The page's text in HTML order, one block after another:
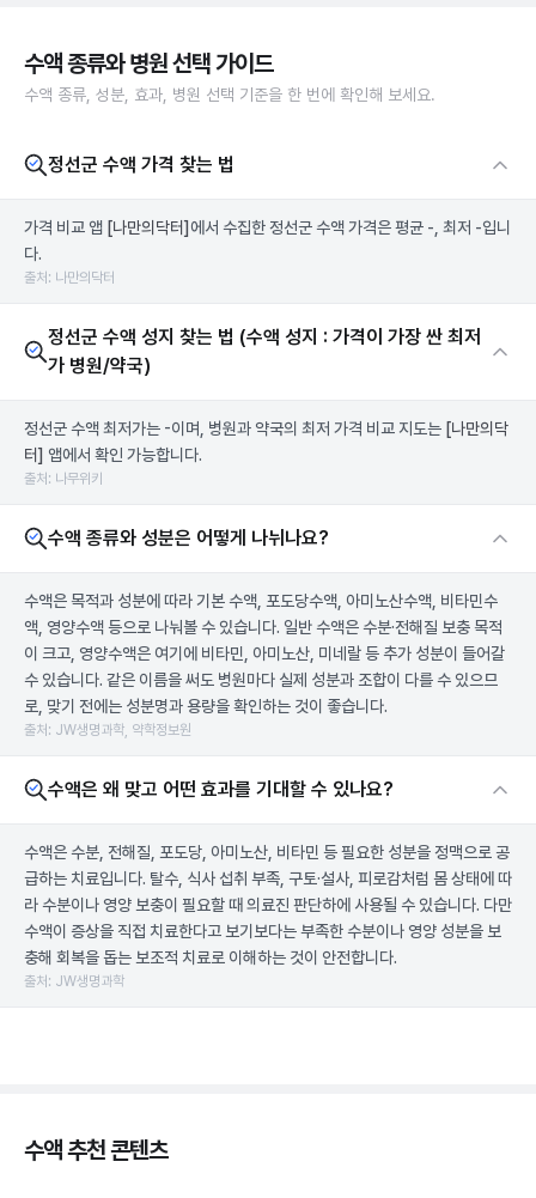
수액 종류와 병원 선택 가이드
수액 종류, 성분, 효과, 병원 선택 기준을 한 번에 확인해 보세요.
정선군 수액 가격 찾는 법
가격 비교 앱 [나만의닥터] 에서 수집한 정선군 수액 가격은 평균 -, 최저 -입니
다.
출처: 나만의닥터
정선군 수액 성지 찾는 법 (수액 성지 : 가격이 가장 싼 최저
가 병원/약국)
정선군 수액 최저가는 -이며, 병원과 약국의 최저 가격 비교 지도는 [나만의닥
터] 앱에서 확인 가능합니다.
출처: 나무위키
수액 종류와 성분은 어떻게 나뉘나요?
수액은 목적과 성분에 따라 기본 수액, 포도당수액, 아미노산수액, 비타민수
액, 영양수액 등으로 나눠볼 수 있습니다. 일반 수액은 수분·전해질 보충 목적
이 크고, 영양수액은 여기에 비타민, 아미노산, 미네랄 등 추가 성분이 들어갈
수 있습니다. 같은 이름을 써도 병원마다 실제 성분과 조합이 다를 수 있으므
로, 맞기 전에는 성분명과 용량을 확인하는 것이 좋습니다.
출처: JW생명과학, 약학정보원
수액은 왜 맞고 어떤 효과를 기대할 수 있나요?
수액은 수분, 전해질, 포도당, 아미노산, 비타민 등 필요한 성분을 정맥으로 공
급하는 치료입니다. 탈수, 식사 섭취 부족, 구토·설사, 피로감처럼 몸 상태에 따
라 수분이나 영양 보충이 필요할 때 의료진 판단하에 사용될 수 있습니다. 다만
수액이 증상을 직접 치료한다고 보기보다는 부족한 수분이나 영양 성분을 보
충해 회복을 돕는 보조적 치료로 이해하는 것이 안전합니다.
출처: JW생명과학
수액 추천 콘텐츠